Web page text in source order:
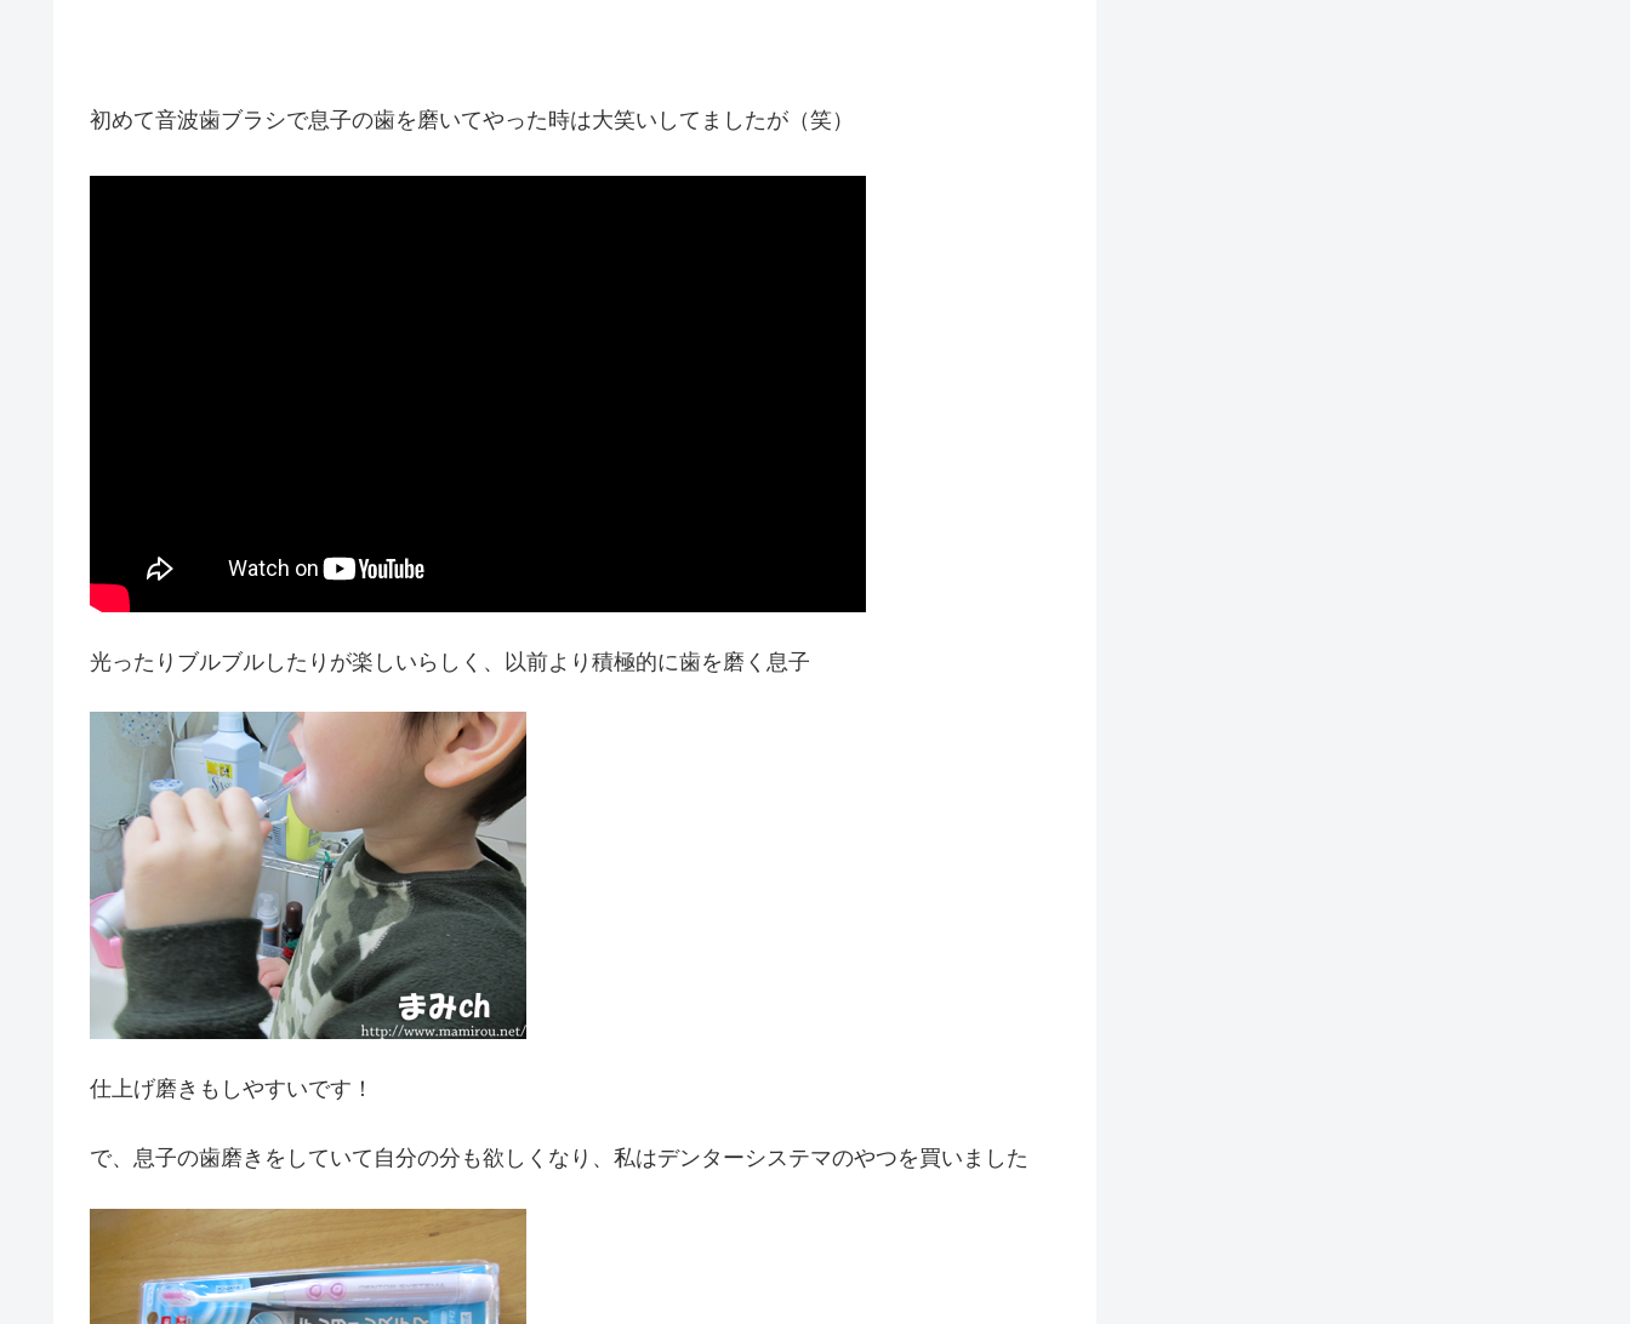
初めて音波歯ブラシで息子の歯を磨いてやった時は大笑いしてましたが（笑）
光ったりブルブルしたりが楽しいらしく、以前より積極的に歯を磨く息子
仕上げ磨きもしやすいです！
で、息子の歯磨きをしていて自分の分も欲しくなり、私はデンターシステマのやつを買いました